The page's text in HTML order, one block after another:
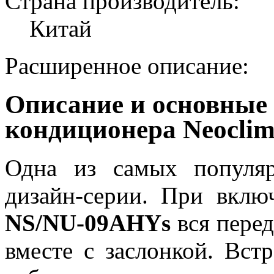
Китай
Расширенное описание:
Описание и
кондиционера
Одна из самых
дизайн-серии. При
NS/NU-09AHYs вся
вместе с заслонкой.